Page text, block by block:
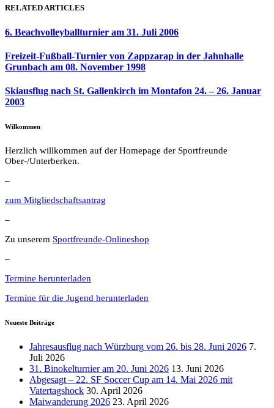
RELATED ARTICLES
6. Beachvolleyballturnier am 31. Juli 2006
Freizeit-Fußball-Turnier von Zappzarap in der Jahnhalle
Grunbach am 08. November 1998
Skiausflug nach St. Gallenkirch im Montafon 24. – 26. Januar
2003
Wilkommen
Herzlich willkommen auf der Homepage der Sportfreunde
Ober-/Unterberken.
–
zum Mitgliedschaftsantrag
–
Zu unserem Sportfreunde-Onlineshop
–
Termine herunterladen
Termine für die Jugend herunterladen
Neueste Beiträge
Jahresausflug nach Würzburg vom 26. bis 28. Juni 2026 7.
Juli 2026
31. Binokelturnier am 20. Juni 2026 13. Juni 2026
Abgesagt – 22. SF Soccer Cup am 14. Mai 2026 mit
Vatertagshock 30. April 2026
Maiwanderung 2026 23. April 2026